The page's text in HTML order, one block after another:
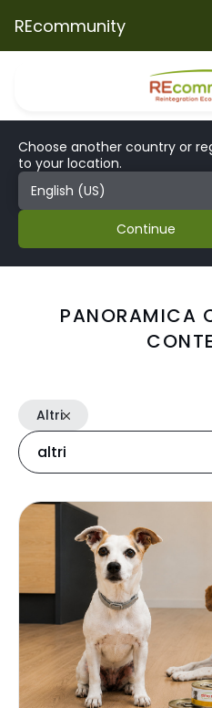
REcommunity
Choose another country or
to your location.
Continue
PANORAMICA
Altri